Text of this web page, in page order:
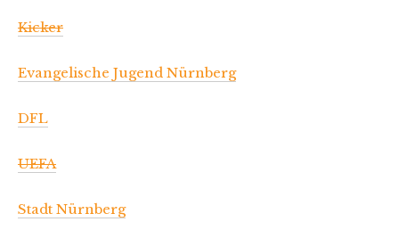
Kicker
Evangelische Jugend Nürnberg
DFL
UEFA
Stadt Nürnberg